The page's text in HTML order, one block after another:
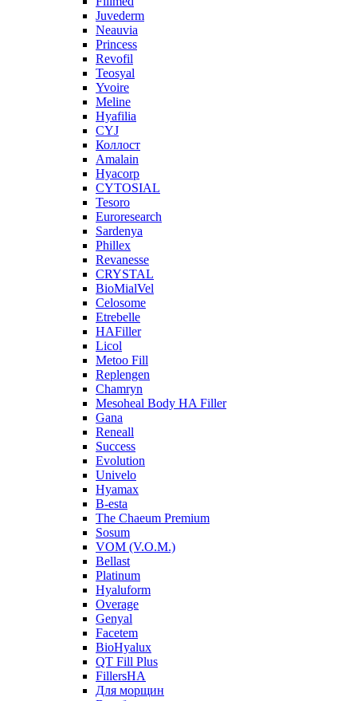
Juvederm
Neauvia
Princess
Revofil
Teosyal
Yvoire
Meline
Hyafilia
CYJ
Коллост
Amalain
Hyacorp
CYTOSIAL
Tesoro
Euroresearch
Sardenya
Phillex
Revanesse
CRYSTAL
BioMialVel
Celosome
Etrebelle
HAFiller
Licol
Metoo Fill
Replengen
Chamryn
Mesoheal Body HA Filler
Gana
Reneall
Success
Evolution
Univelo
Hyamax
B-esta
The Chaeum Premium
Sosum
VOM (V.O.M.)
Bellast
Platinum
Hyaluform
Overage
Genyal
Facetem
BioHyalux
QT Fill Plus
FillersHA
Для морщин